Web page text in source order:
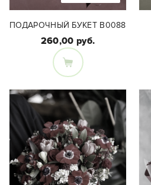
Состав букета:
скиммия, орхидеи
цимбидиум,
альстромерия.
ПОДАРОЧНЫЙ БУКЕТ В0088
260,00 руб.